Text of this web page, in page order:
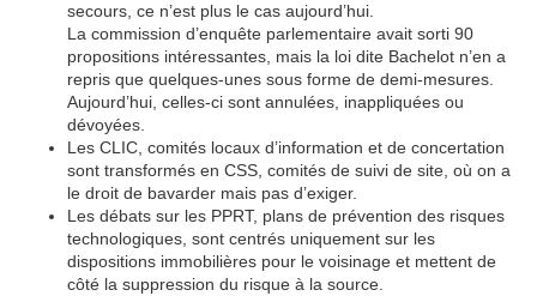
secours, ce n’est plus le cas aujourd’hui.
La commission d’enquête parlementaire avait sorti 90
propositions intéressantes, mais la loi dite Bachelot n’en a
repris que quelques-unes sous forme de demi-mesures.
Aujourd’hui, celles-ci sont annulées, inappliquées ou
dévoyées.
Les CLIC, comités locaux d’information et de concertation
sont transformés en CSS, comités de suivi de site, où on a
le droit de bavarder mais pas d’exiger.
Les débats sur les PPRT, plans de prévention des risques
technologiques, sont centrés uniquement sur les
dispositions immobilières pour le voisinage et mettent de
côté la suppression du risque à la source.